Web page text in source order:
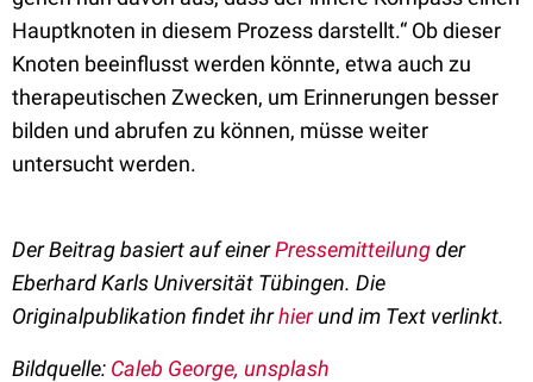
Hauptknoten in diesem Prozess darstellt.“ Ob dieser
Knoten beeinflusst werden könnte, etwa auch zu
therapeutischen Zwecken, um Erinnerungen besser
bilden und abrufen zu können, müsse weiter
untersucht werden.
Der Beitrag basiert auf einerPressemitteilungder
Eberhard Karls Universität Tübingen. Die
Originalpublikation findet ihrhierund im Text verlinkt.
Bildquelle: Caleb George, unsplash